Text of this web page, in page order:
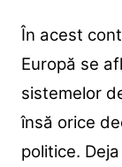
În acest
Europă se
sistemelor
însă orice
politice.